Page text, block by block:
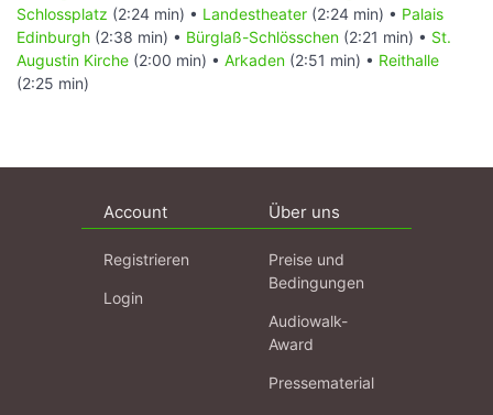
Schlossplatz (2:24 min) • Landestheater (2:24 min) • Palais
Edinburgh (2:38 min) • Bürglaß-Schlösschen (2:21 min) • St.
Augustin Kirche (2:00 min) • Arkaden (2:51 min) • Reithalle
(2:25 min)
Account
Registrieren
Login
Über uns
Preise und
Bedingungen
Audiowalk-
Award
Pressematerial